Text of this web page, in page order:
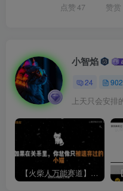
点赞 47 赞赏
小智焰
24 902
【火柴人万能赛道】火柴人心理学插画讲解视频丨扣子工作流智能体搭建coze工作流